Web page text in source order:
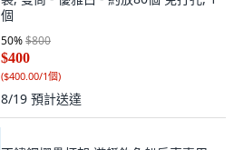
個
50%$800
$400
($400.00/1個)
8/19 預計送達